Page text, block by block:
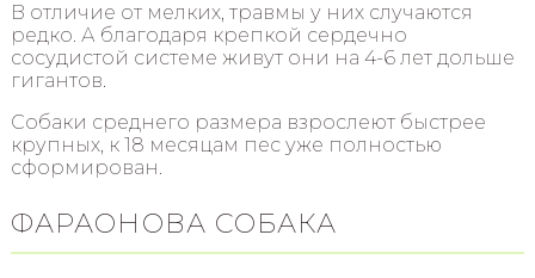
В отличие от мелких, травмы у них случаются
редко. А благодаря крепкой сердечно
сосудистой системе живут они на 4-6 лет дольше
гигантов.
Собаки среднего размера взрослеют быстрее
крупных, к 18 месяцам пес уже полностью
сформирован.
ФАРАОНОВА СОБАКА